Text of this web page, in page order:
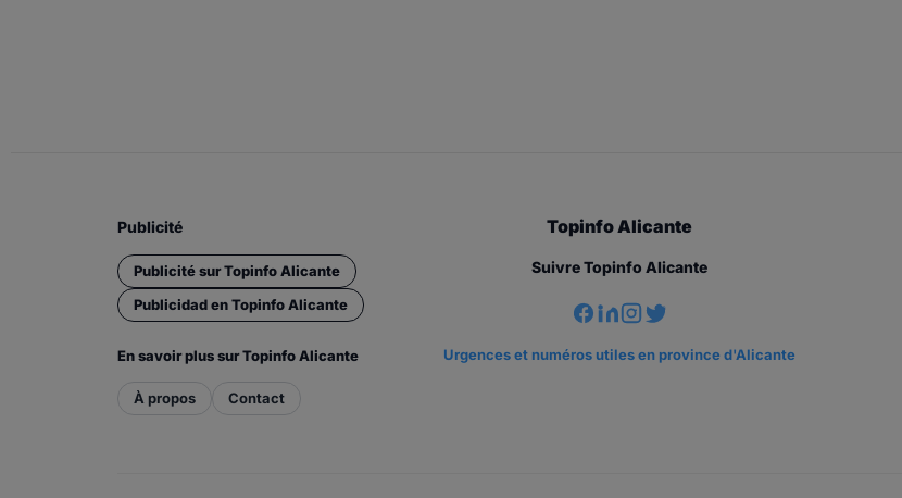
Publicité
Publicité sur Topinfo Alicante
Publicidad en Topinfo Alicante
En savoir plus sur Topinfo Alicante
À propos Contact
Topinfo Alicante
Suivre Topinfo Alicante
Urgences et numéros utiles en province d'Alicante